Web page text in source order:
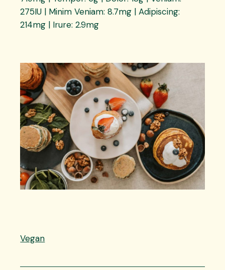
275IU | Minim Veniam: 8.7mg | Adipiscing:
214mg | Irure: 2.9mg
Vegan